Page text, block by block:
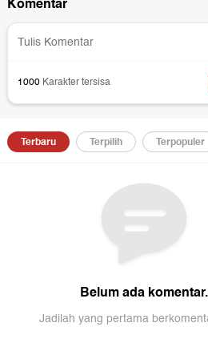
mendapat beasiswa penuh. Seperti
penerimaan dilakukan dengan
admission, di mana kemampuan
menjadi pertimbangan. Hal ini sesuai
Kapolri untuk menciptakan seleksi
transparan, tanpa intervensi, untuk
Lalu bagaimana antusiasme
diskusinya dalam wawancara khusus
Brigjen Pol Erthel Stephan, S.H.,
Dalpers SSDM Polri), Brigjen Pol Dr.
Susianto, S.H., S.I.K., M.Si., (Karo
Polri), serta Hendri Adi, M.M., M.Ed